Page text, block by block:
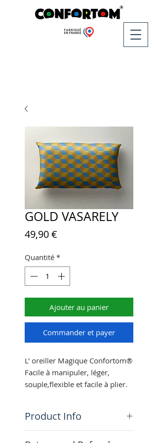
GOLD VASARELY
49,90 €
Quantité *
Ajouter au panier
Commander et payer
L' oreiller Magique Confortom®
Facile à manipuler, léger,
souple,flexible et facile à plier.
accompagnera dans tous vos
déplacements et vous offrira
Product Info